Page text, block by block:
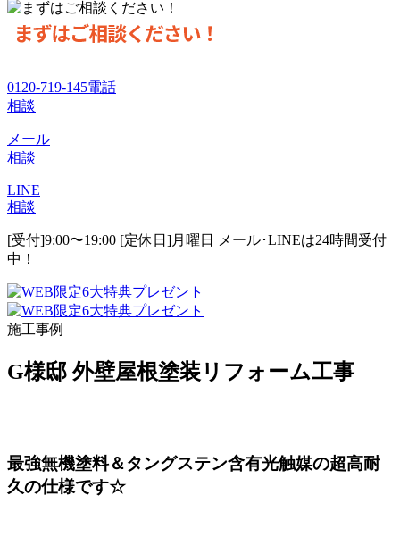
0120-719-145電話
相談
メール
相談
LINE
相談
[受付]9:00〜19:00 [定休日]月曜日
メール･LINEは24時間受付
中！
施工事例
G様邸 外壁屋根塗装リフォーム工事
最強無機塗料＆タングステン含有光触媒の超高耐
久の仕様です☆